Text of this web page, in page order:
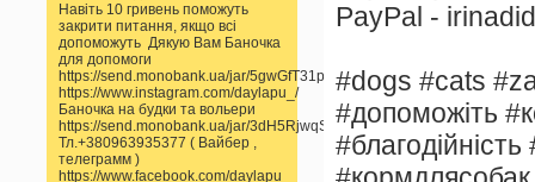
Навіть 10 гривень поможуть
закрити питання, якщо всі
допоможуть Дякую Вам Баночка
для допомоги
https://send.monobank.ua/jar/5gwGfT31pp
https://www.instagram.com/daylapu_/
Баночка на будки та вольери
https://send.monobank.ua/jar/3dH5RjwqSS
Тл.+380963935377 ( Вайбер ,
телеграмм )
https://www.facebook.com/daylapu
PayPal -
#dogs #cats
#допоможіть